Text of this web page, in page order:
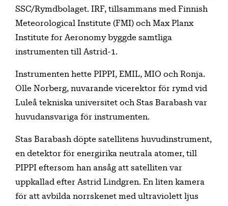
SSC/Rymdbolaget. IRF, tillsammans med Finnish
Meteorological Institute (FMI) och Max Planx
Institute for Aeronomy byggde samtliga
instrumenten till Astrid-1.
Instrumenten hette PIPPI, EMIL, MIO och Ronja.
Olle Norberg, nuvarande vicerektor för rymd vid
Luleå tekniska universitet och Stas Barabash var
huvudansvariga för instrumenten.
Stas Barabash döpte satellitens huvudinstrument,
en detektor för energirika neutrala atomer, till
PIPPI eftersom han ansåg att satelliten var
uppkallad efter Astrid Lindgren. En liten kamera
för att avbilda norrskenet med ultraviolett ljus